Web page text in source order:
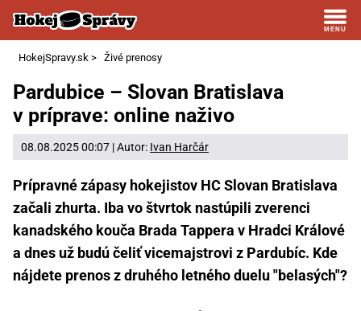
HokejSpravy.sk > Živé prenosy
Pardubice – Slovan Bratislava
v príprave: online naživo
08.08.2025 00:07 | Autor: Ivan Harčár
Prípravné zápasy hokejistov HC Slovan Bratislava
začali zhurta. Iba vo štvrtok nastúpili zverenci
kanadského kouča Brada Tappera v Hradci Králové
a dnes už budú čeliť vicemajstrovi z Pardubíc. Kde
nájdete prenos z druhého letného duelu "belasých"?